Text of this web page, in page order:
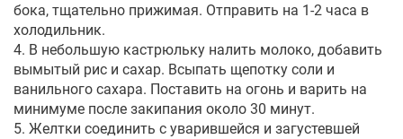
бока, тщательно прижимая. Отправить на 1-2 часа в
холодильник.
4. В небольшую кастрюльку налить молоко, добавить
вымытый рис и сахар. Всыпать щепотку соли и
ванильного сахара. Поставить на огонь и варить на
минимуме после закипания около 30 минут.
5. Желтки соединить с уварившейся и загустевшей